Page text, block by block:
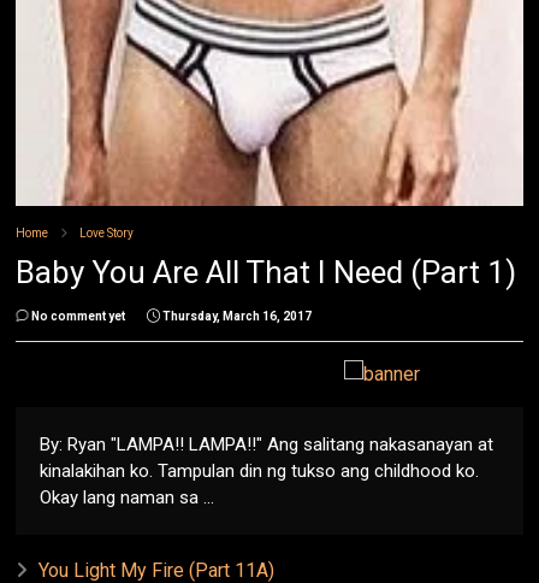
Home Love Story
Baby You Are All That I Need (Part 1)
No comment yet Thursday, March 16, 2017
By: Ryan "LAMPA!! LAMPA!!" Ang salitang nakasanayan at
kinalakihan ko. Tampulan din ng tukso ang childhood ko.
Okay lang naman sa ...
You Light My Fire (Part 11A)